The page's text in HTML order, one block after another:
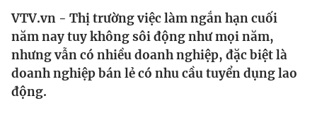
Thế giới
Tin tức
Thế giới đó đây
Kinh tế
Tài chính
VTV.vn - Thị trường việc làm ngắn hạn cuối
năm nay tuy không sôi động như mọi năm,
nhưng vẫn có nhiều doanh nghiệp, đặc biệt là
doanh nghiệp bán lẻ có nhu cầu tuyển dụng lao
động.